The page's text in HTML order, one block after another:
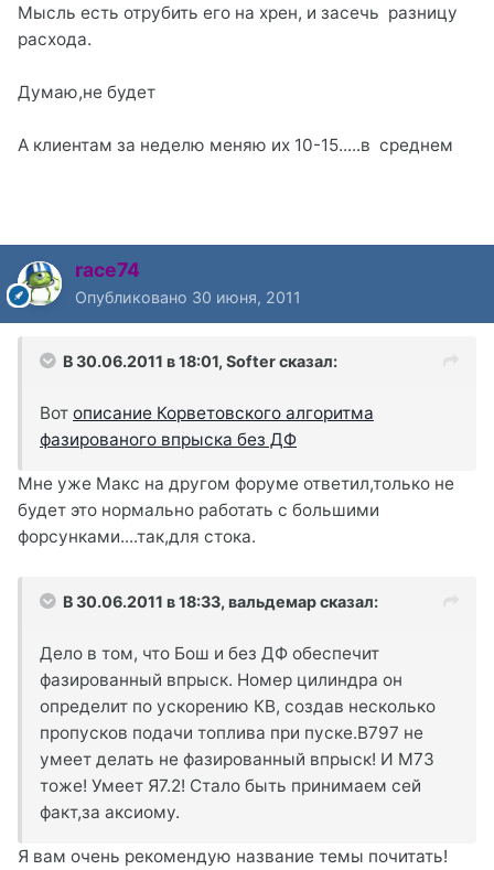
Мысль есть отрубить его на хрен, и засечь разницу
расхода.
Думаю,не будет
А клиентам за неделю меняю их 10-15.....в среднем
race74
Опубликовано 30 июня, 2011
В 30.06.2011 в 18:01, Softer сказал:
Вот описание Корветовского алгоритма
фазированого впрыска без ДФ
Мне уже Макс на другом форуме ответил,только не
будет это нормально работать с большими
форсунками....так,для стока.
В 30.06.2011 в 18:33, вальдемар сказал:
Дело в том, что Бош и без ДФ обеспечит
фазированный впрыск. Номер цилиндра он
определит по ускорению КВ, создав несколько
пропусков подачи топлива при пуске.B797 не
умеет делать не фазированный впрыск! И М73
тоже! Умеет Я7.2! Стало быть принимаем сей
факт,за аксиому.
Я вам очень рекомендую название темы почитать!